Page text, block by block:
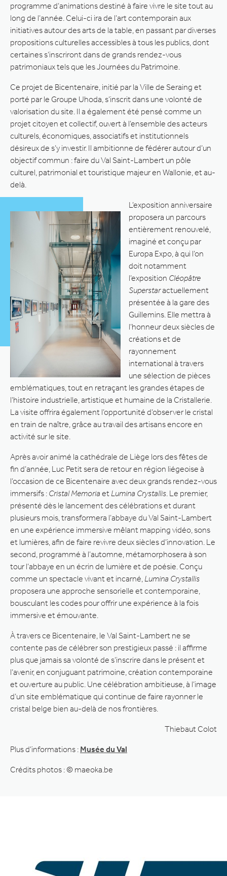
programme d’animations destiné à faire vivre le site tout au
long de l’année. Celui-ci ira de l’art contemporain aux
initiatives autour des arts de la table, en passant par diverses
propositions culturelles accessibles à tous les publics, dont
certaines s’inscriront dans de grands rendez-vous
patrimoniaux tels que les Journées du Patrimoine.
Ce projet de Bicentenaire, initié par la Ville de Seraing et
porté par le Groupe Uhoda, s’inscrit dans une volonté de
valorisation du site. Il a également été pensé comme un
projet citoyen et collectif, ouvert à l’ensemble des acteurs
culturels, économiques, associatifs et institutionnels
désireux de s’y investir. Il ambitionne de fédérer autour d’un
objectif commun : faire du Val Saint-Lambert un pôle
culturel, patrimonial et touristique majeur en Wallonie, et au-
delà.
L’exposition anniversaire
proposera un parcours
entièrement renouvelé,
imaginé et conçu par
Europa Expo, à qui l’on
doit notamment
l’exposition Cléopâtre
Superstaractuellement
présentée à la gare des
Guillemins. Elle mettra à
l’honneur deux siècles de
créations et de
rayonnement
international à travers
une sélection de pièces
emblématiques, tout en retraçant les grandes étapes de
l’histoire industrielle, artistique et humaine de la Cristallerie.
La visite offrira également l’opportunité d’observer le cristal
en train de naître, grâce au travail des artisans encore en
activité sur le site.
Après avoir animé la cathédrale de Liège lors des fêtes de
fin d’année, Luc Petit sera de retour en région liégeoise à
l’occasion de ce Bicentenaire avec deux grands rendez-vous
immersifs : Cristal Memoria et Lumina Crystallis . Le premier,
présenté dès le lancement des célébrations et durant
plusieurs mois, transformera l’abbaye du Val Saint-Lambert
en une expérience immersive mêlant mapping vidéo, sons
et lumières, afin de faire revivre deux siècles d’innovation. Le
second, programmé à l’automne, métamorphosera à son
tour l’abbaye en un écrin de lumière et de poésie. Conçu
comme un spectacle vivant et incarné, Lumina Crystallis
proposera une approche sensorielle et contemporaine,
bousculant les codes pour offrir une expérience à la fois
immersive et émouvante.
À travers ce Bicentenaire, le Val Saint-Lambert ne se
contente pas de célébrer son prestigieux passé : il affirme
plus que jamais sa volonté de s’inscrire dans le présent et
l’avenir, en conjuguant patrimoine, création contemporaine
et ouverture au public. Une célébration ambitieuse, à l’image
d’un site emblématique qui continue de faire rayonner le
cristal belge bien au-delà de nos frontières.
Thiebaut Colot
Plus d’informations : Musée du Val
Crédits photos : © maeoka.be